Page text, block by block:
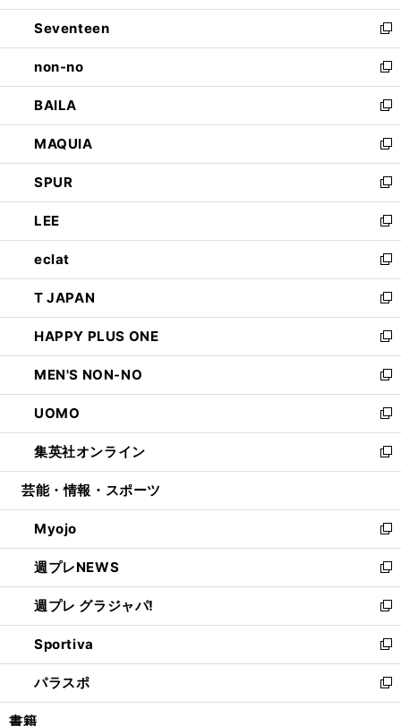
開
く
ウ
で
開
く
ン
ド
ウ
で
開
く
Seventeen
新
し
い
ウ
ィ
ン
ド
ウ
で
開
く
non-no
新
し
い
ウ
ィ
ン
ド
ウ
で
開
く
BAILA
新
し
い
ウ
ィ
ン
ド
ウ
で
開
く
MAQUIA
新
し
い
ウ
ィ
ン
ド
ウ
で
開
く
SPUR
新
し
い
ウ
ィ
ン
ド
ウ
で
開
く
LEE
新
し
い
ウ
ィ
ン
ド
ウ
で
開
く
eclat
新
し
い
ウ
ィ
ン
ド
ウ
で
開
く
T JAPAN
新
し
い
ウ
ィ
ン
ド
ウ
で
開
HAPPY PLUS ONE
新
し
い
ウ
ィ
ン
ド
ウ
開
く
MEN'S NON-NO
新
し
い
ウ
ィ
ン
ウ
で
開
く
UOMO
新
し
い
ウ
ン
ド
ウ
で
開
く
集英社オンライン
新
し
ウ
ィ
ン
ド
ウ
で
開
く
芸能・情報・スポーツ
Myojo
新
し
い
ウ
ィ
ン
ド
ウ
で
開
週プレNEWS
新
し
い
ウ
ィ
ン
ド
ウ
週プレ グラジャパ!
新
し
い
ウ
ィ
ン
Sportiva
新
し
い
ウ
パラスポ
新
し
書籍